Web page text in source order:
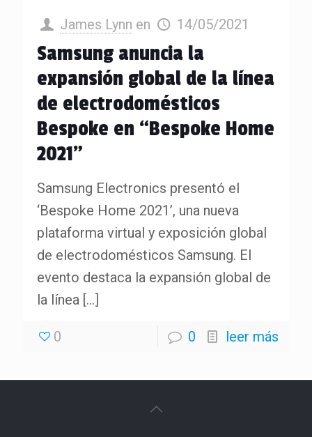
James Lynn en 14/05/2021
Samsung anuncia la
expansión global de la línea
de electrodomésticos
Bespoke en “Bespoke Home
2021”
Samsung Electronics presentó el
‘Bespoke Home 2021’, una nueva
plataforma virtual y exposición global
de electrodomésticos Samsung. El
evento destaca la expansión global de
la línea […]
0 0 leer más